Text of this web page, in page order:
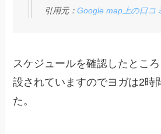
引用元：Google map上の口コ
スケジュールを確認したとこ
設されていますのでヨガは2時
た。